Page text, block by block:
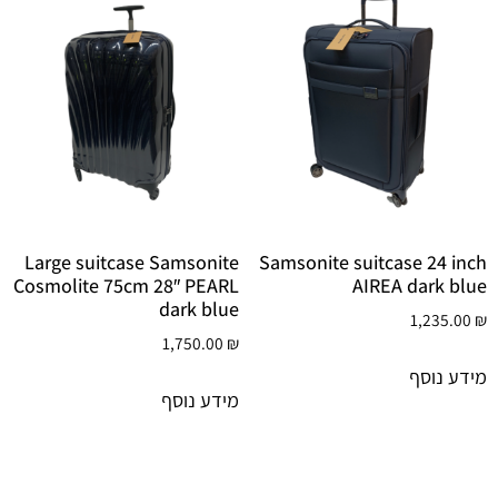
Samsonite suitcase 24 inch
AIREA dark blue
1,235.00 ₪
מידע נוסף
Large suitcase Samsonite
Cosmolite 75cm 28″ PEARL
dark blue
1,750.00 ₪
מידע נוסף